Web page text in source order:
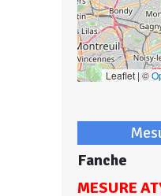
Leaflet | ©
Fanche
MESURE